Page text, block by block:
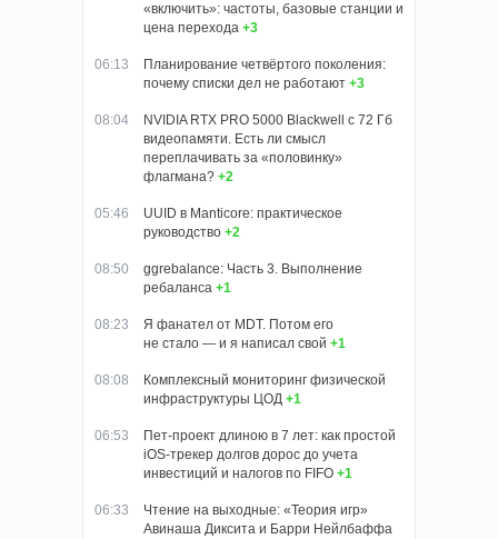
«включить»: частоты, базовые станции и
цена перехода +3
06:13
Планирование четвёртого поколения:
почему списки дел не работают +3
08:04
NVIDIA RTX PRO 5000 Blackwell с 72 Гб
видеопамяти. Есть ли смысл
переплачивать за «половинку»
флагмана? +2
05:46
UUID в Manticore: практическое
руководство +2
08:50
ggrebalance: Часть 3. Выполнение
ребаланса +1
08:23
Я фанател от MDT. Потом его
не стало — и я написал свой +1
08:08
Комплексный мониторинг физической
инфраструктуры ЦОД +1
06:53
Пет-проект длиною в 7 лет: как простой
iOS-трекер долгов дорос до учета
инвестиций и налогов по FIFO +1
06:33
Чтение на выходные: «Теория игр»
Авинаша Диксита и Барри Нейлбаффа